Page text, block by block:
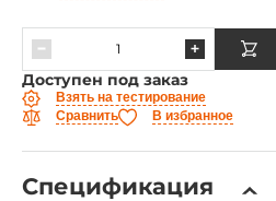
Доступен под заказ
Взять на тестирование
Сравнить
В избранное
Спецификация